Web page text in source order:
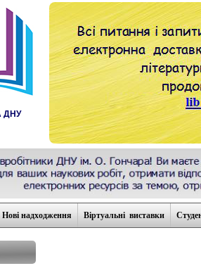
ДНУ
Нові надходження Віртуальні виставки